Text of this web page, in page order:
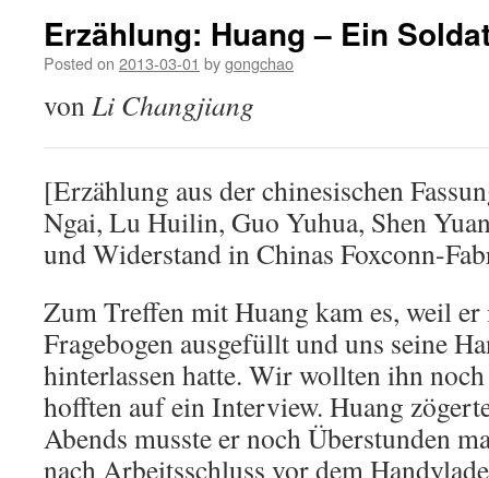
Erzählung: Huang – Ein
Posted on 2013-03-01 bygongchao
vonLi Changjiang
[Erzählung aus der chinesischen
Ngai, Lu Huilin, Guo Yuhua, Shen
und Widerstand in Chinas Foxconn-
Zum Treffen mit Huang kam es, weil
Fragebogen ausgefüllt und uns seine
hinterlassen hatte. Wir wollten ihn
hofften auf ein Interview. Huang
Abends musste er noch Überstunden
nach Arbeitsschluss vor dem